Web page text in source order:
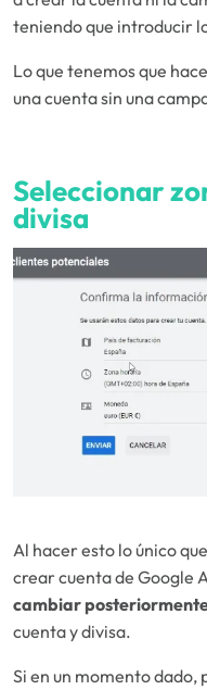
teniendo que introducir
Lo que tenemos que
una cuenta sin una
Seleccionar
divisa
Al hacer esto lo único
crear cuenta de Google
cambiar
cuenta y divisa.
Si en un momento dado,